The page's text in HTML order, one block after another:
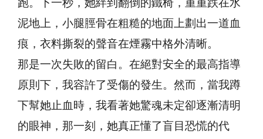
跑。下一秒，她絆到翻倒的鐵椅，重重跌在水
泥地上，小腿脛骨在粗糙的地面上劃出一道血
痕，衣料撕裂的聲音在煙霧中格外清晰。
那是一次失敗的留白。在絕對安全的最高指導
原則下，我容許了受傷的發生。然而，當我蹲
下幫她止血時，我看著她驚魂未定卻逐漸清明
的眼神，那一刻，她真正懂了盲目恐慌的代